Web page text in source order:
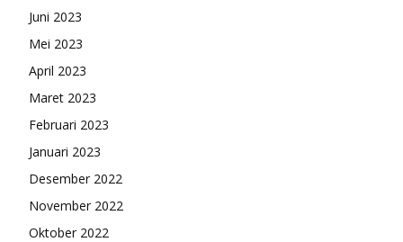
Juni 2023
Mei 2023
April 2023
Maret 2023
Februari 2023
Januari 2023
Desember 2022
November 2022
Oktober 2022